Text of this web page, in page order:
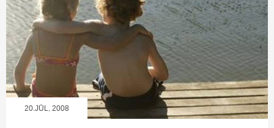
20.JŪL, 2008